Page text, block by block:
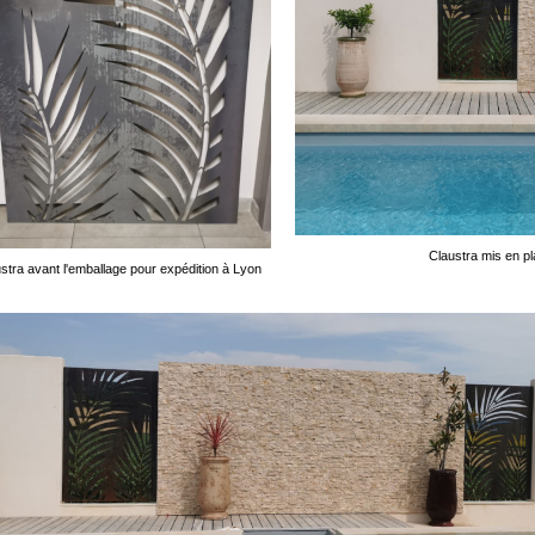
avant l'emballage pour expédition à Lyon
Claustra mis en